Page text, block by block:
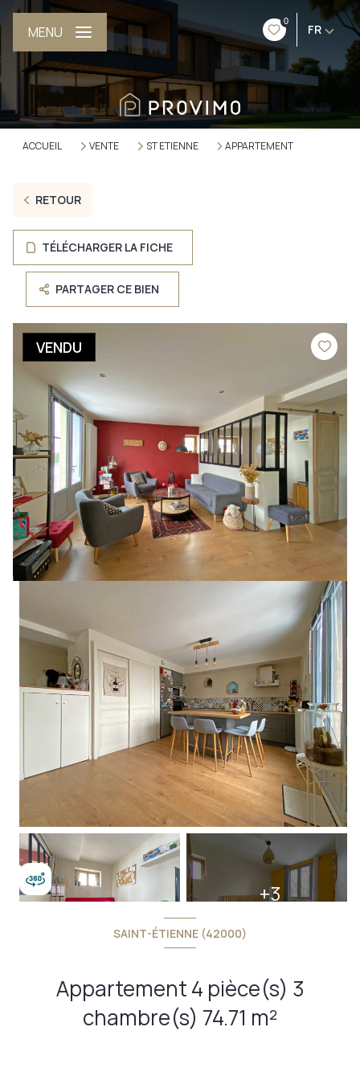
0
FR
MENU
ACCUEIL VENTE ST ETIENNE APPARTEMENT
RETOUR
TÉLÉCHARGER LA FICHE
PARTAGER CE BIEN
VENDU
+3
SAINT-ÉTIENNE (42000)
Appartement 4 pièce(s) 3
chambre(s) 74.71 m²